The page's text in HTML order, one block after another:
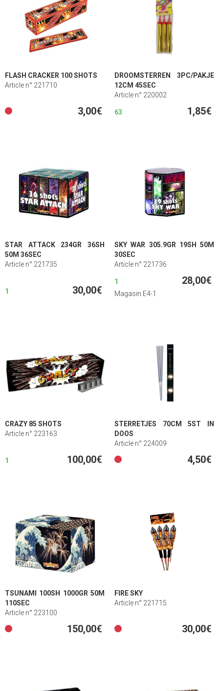
FLASH CRACKER 100 SHOTS
Article n° 221710
3,00€
DROOMSTERREN 3PC/PAKJE
12CM 45SEC
Article n° 220002
63 1,85€
STAR ATTACK 234GR 36SH
50M 36SEC
Article n° 221735
1 30,00€
SKY WAR 305.9GR 19SH 50M
30SEC
Article n° 221736
1 28,00€
Magasin E4-1
CRAZY 85 SHOTS
Article n° 223163
1 100,00€
STERRETJES 70CM 5ST IN
DOOS
Article n° 224009
4,50€
TSUNAMI 100SH 1000GR 50M
110SEC
Article n° 223100
150,00€
FIRE SKY
Article n° 221715
30,00€